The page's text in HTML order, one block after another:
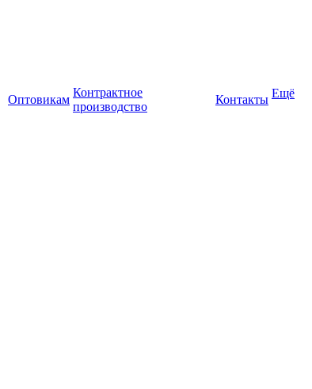
Оптовикам
Контрактное
производство
Контакты Ещё